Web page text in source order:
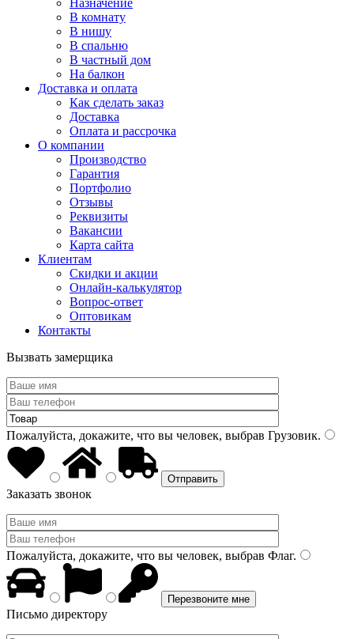
Назначение
В комнату
В нишу
В спальню
В частный дом
На балкон
Доставка и оплата
Как сделать заказ
Доставка
Оплата и рассрочка
О компании
Производство
Гарантия
Портфолио
Отзывы
Реквизиты
Вакансии
Карта сайта
Клиентам
Скидки и акции
Онлайн-калькулятор
Вопрос-ответ
Оптовикам
Контакты
Вызвать замерщика
Пожалуйста, докажите, что вы человек, выбрав Грузовик.
Заказать звонок
Пожалуйста, докажите, что вы человек, выбрав Флаг.
Письмо директору